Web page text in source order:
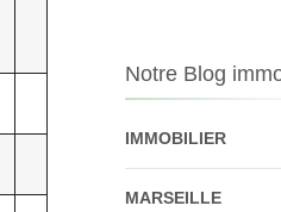
Notre Blog
IMMOBILIER
MARSEILLE